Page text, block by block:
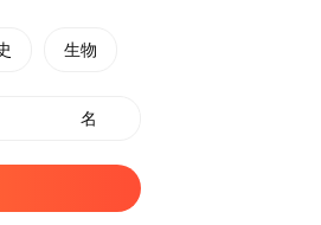
，QPEC），简称“泉州幼高
全育人”综合改革试点单位、福建省
生物
名